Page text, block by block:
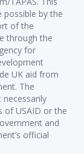
possible by the
of the
through the
for
UK aid from
The
of USAID or the
and
official